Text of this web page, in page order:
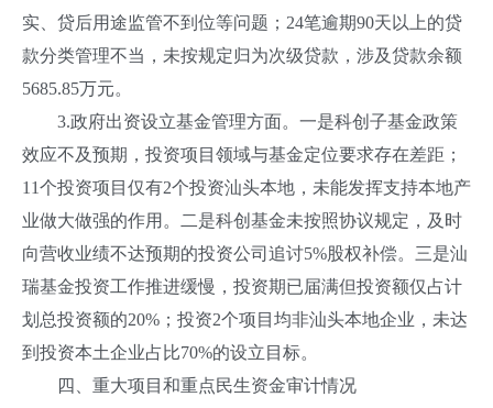
实、贷后用途监管不到位等问题；24笔逾期90天以上的贷
款分类管理不当，未按规定归为次级贷款，涉及贷款余额
5685.85万元。
3.政府出资设立基金管理方面。一是科创子基金政策
效应不及预期，投资项目领域与基金定位要求存在差距；
11个投资项目仅有2个投资汕头本地，未能发挥支持本地产
业做大做强的作用。二是科创基金未按照协议规定，及时
向营收业绩不达预期的投资公司追讨5%股权补偿。三是汕
瑞基金投资工作推进缓慢，投资期已届满但投资额仅占计
划总投资额的20%；投资2个项目均非汕头本地企业，未达
到投资本土企业占比70%的设立目标。
四、重大项目和重点民生资金审计情况